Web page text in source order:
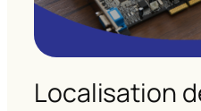
Localisation